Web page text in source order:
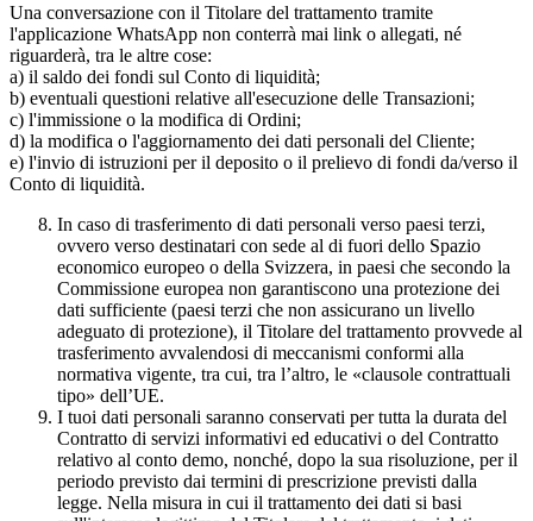
Una conversazione con il Titolare del trattamento tramite
l'applicazione WhatsApp non conterrà mai link o allegati, né
riguarderà, tra le altre cose:
a) il saldo dei fondi sul Conto di liquidità;
b) eventuali questioni relative all'esecuzione delle Transazioni;
c) l'immissione o la modifica di Ordini;
d) la modifica o l'aggiornamento dei dati personali del Cliente;
e) l'invio di istruzioni per il deposito o il prelievo di fondi da/verso il
Conto di liquidità.
In caso di trasferimento di dati personali verso paesi terzi,
ovvero verso destinatari con sede al di fuori dello Spazio
economico europeo o della Svizzera, in paesi che secondo la
Commissione europea non garantiscono una protezione dei
dati sufficiente (paesi terzi che non assicurano un livello
adeguato di protezione), il Titolare del trattamento provvede al
trasferimento avvalendosi di meccanismi conformi alla
normativa vigente, tra cui, tra l’altro, le «clausole contrattuali
tipo» dell’UE.
I tuoi dati personali saranno conservati per tutta la durata del
Contratto di servizi informativi ed educativi o del Contratto
relativo al conto demo, nonché, dopo la sua risoluzione, per il
periodo previsto dai termini di prescrizione previsti dalla
legge. Nella misura in cui il trattamento dei dati si basi